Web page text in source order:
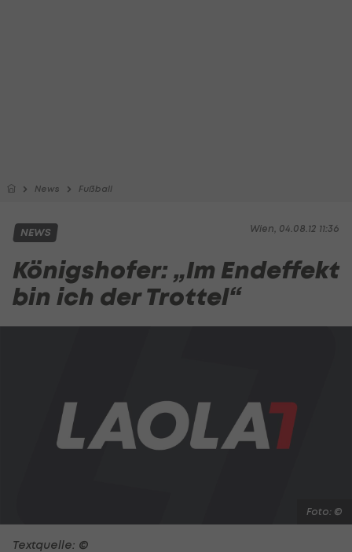
News Fußball
Wien, 04.08.12 11:36
NEWS
Königshofer: „Im Endeffekt
bin ich der Trottel“
Foto: ©
Textquelle: ©